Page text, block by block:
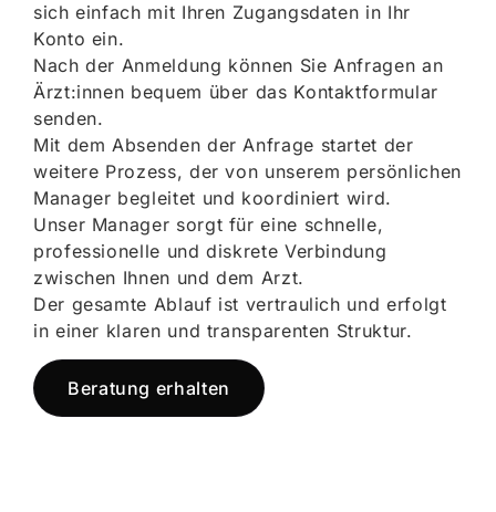
sich einfach mit Ihren Zugangsdaten in Ihr
Konto ein.
Nach der Anmeldung können Sie Anfragen an
Ärzt:innen bequem über das Kontaktformular
senden.
Mit dem Absenden der Anfrage startet der
weitere Prozess, der von unserem persönlichen
Manager begleitet und koordiniert wird.
Unser Manager sorgt für eine schnelle,
professionelle und diskrete Verbindung
zwischen Ihnen und dem Arzt.
Der gesamte Ablauf ist vertraulich und erfolgt
in einer klaren und transparenten Struktur.
Beratung erhalten